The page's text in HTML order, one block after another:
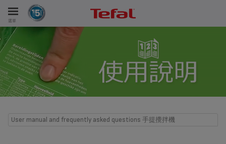
選單
User manual and frequently asked questions 手提攪拌機